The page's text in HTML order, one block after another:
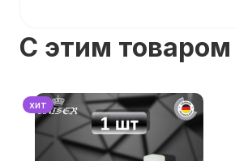
C этим
хит